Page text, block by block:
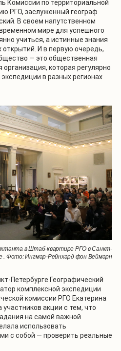
Комиссии по территориальной
РГО, заслуженный географ
В своем напутственном
мире для успешного
учиться, а истинные знания
И в первую очередь,
— это общественная
которая регулярно
в разных регионах
в Штаб-квартире РГО в Санкт-
. Фото: Ингмар-Рейнхард фон Веймарн
Петербурге Географический
комплексной экспедиции
комиссии РГО Екатерина
акции с тем, что
на самой важной
использовать
с собой — проверить реальные